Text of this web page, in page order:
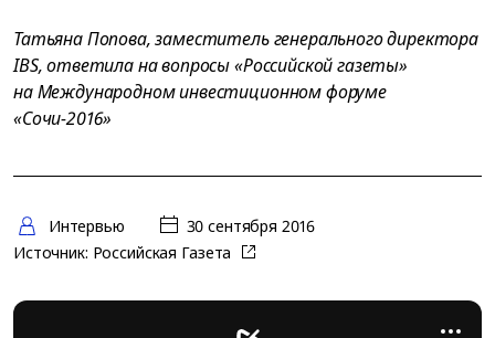
Татьяна Попова, заместитель генерального директора
IBS, ответила на вопросы «Российской газеты»
на Международном инвестиционном форуме
«Сочи-2016»
Интервью
30 сентября 2016
Источник: Российская Газета